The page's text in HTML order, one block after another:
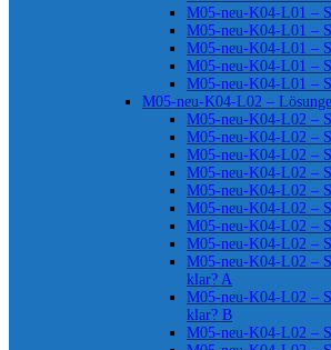
M05-neu-K04-L01 –
M05-neu-K04-L01 –
M05-neu-K04-L01 –
M05-neu-K04-L01 –
M05-neu-K04-L01 –
M05-neu-K04-L02 –
M05-neu-K04-L02 –
M05-neu-K04-L02 –
M05-neu-K04-L02 –
M05-neu-K04-L02 –
M05-neu-K04-L02 –
M05-neu-K04-L02 –
M05-neu-K04-L02 –
M05-neu-K04-L02 –
M05-neu-K04-L02 –
klar? A
M05-neu-K04-L02 –
klar? B
M05-neu-K04-L02 –